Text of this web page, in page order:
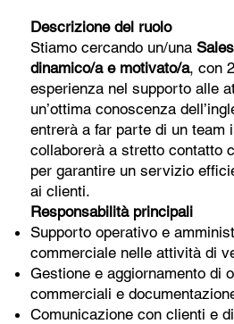
Descrizione del ruolo
Stiamo cercando un/una
dinamico/a e motivato/a, con
esperienza nel supporto alle
un’ottima conoscenza
entrerà a far parte di un team
collaborerà a stretto contatto
per garantire un servizio
ai clienti.
Responsabilità principali
Supporto operativo e
commerciale nelle attività di
Gestione e aggiornamento di
commerciali e
Comunicazione con clienti e